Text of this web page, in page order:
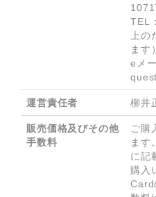
TEL
上
ます）
eメ
運営責任者 柳井
販売価格及びその他
手数料
ご購
ます
に記
購入
Card